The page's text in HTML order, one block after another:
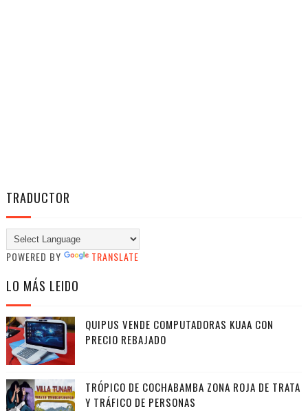
TRADUCTOR
POWERED BY TRANSLATE
LO MÁS LEIDO
QUIPUS VENDE COMPUTADORAS KUAA CON
PRECIO REBAJADO
TRÓPICO DE COCHABAMBA ZONA ROJA DE TRATA
Y TRÁFICO DE PERSONAS